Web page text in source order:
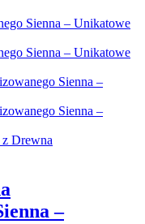
z Drewna
–